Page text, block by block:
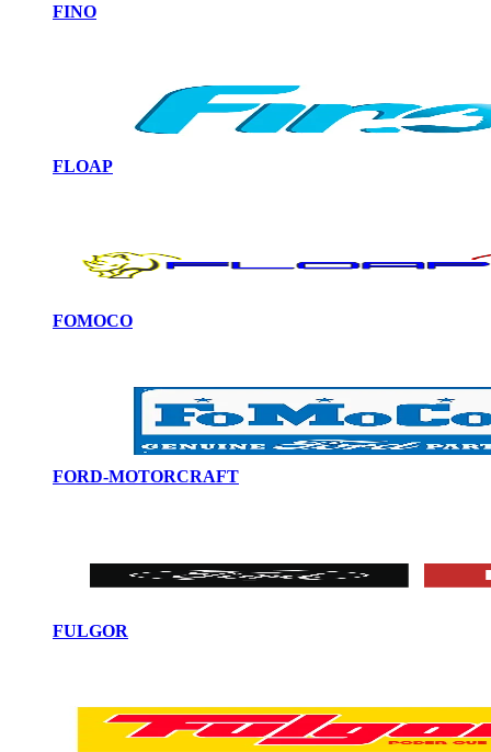
FINO
FLOAP
FOMOCO
FORD-MOTORCRAFT
FULGOR